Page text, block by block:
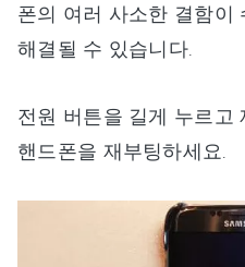
폰의 여러 사소한 결함이
해결될 수 있습니다.
전원 버튼을 길게 누르고
핸드폰을 재부팅하세요.